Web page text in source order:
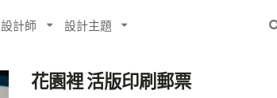
設計師 設計主題
花園裡 活版印刷郵票